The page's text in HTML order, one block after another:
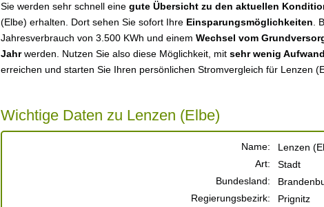
Sie werden sehr schnell eine gute Übersicht zu den aktuellen
(Elbe) erhalten. Dort sehen Sie sofort Ihre Einsparungsmöglichkeiten .
Jahresverbrauch von 3.500 KWh und einem Wechsel vom
Jahrwerden. Nutzen Sie also diese Möglichkeit, mit sehr wenig
erreichen und starten Sie Ihren persönlichen Stromvergleich für Lenzen
Wichtige Daten zu Lenzen (Elbe)
Name:
Lenzen
Art:
Stadt
Bundesland:
Regierungsbezirk:
Prignitz